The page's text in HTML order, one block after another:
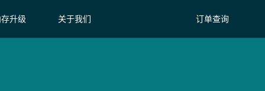
升级 关于我们 订单查询